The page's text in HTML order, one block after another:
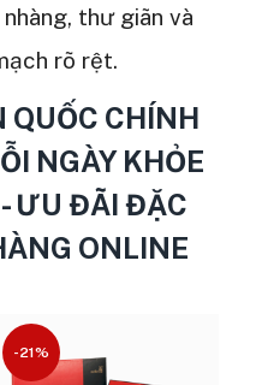
thư giãn và
rõ rệt.
CHÍNH
NGÀY KHỎE
ƯU ĐÃI ĐẶC
ONLINE
-21%